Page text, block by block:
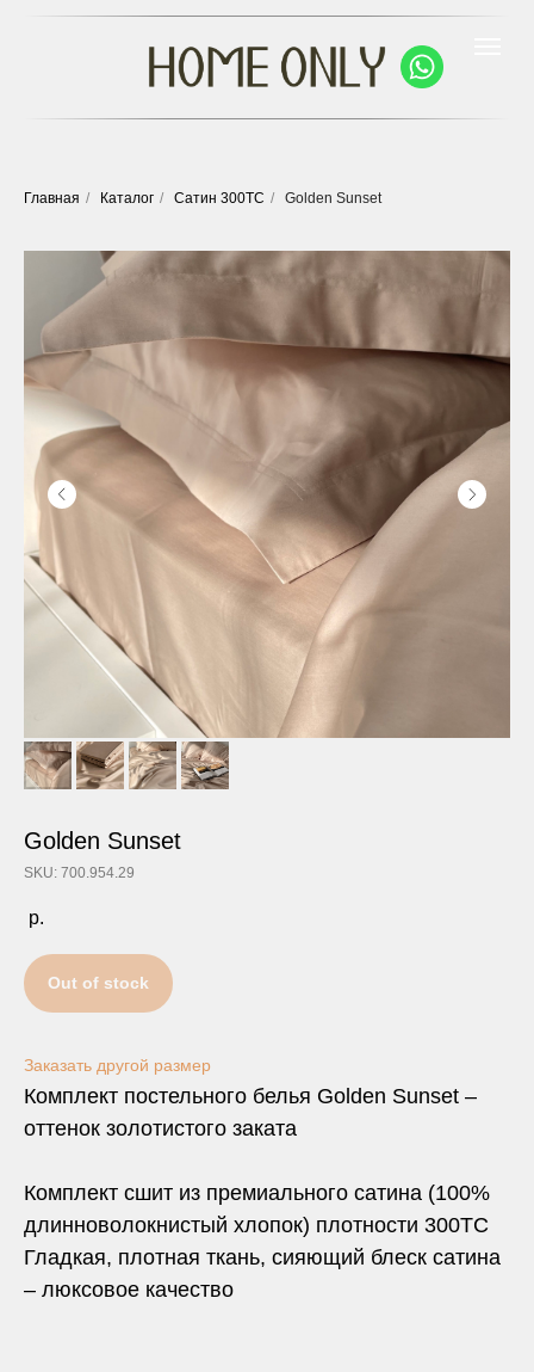
Главная / Каталог / Сатин 300ТС / Golden Sunset
Golden Sunset
SKU: 700.954.29
р.
Out of stock
Заказать другой размер
Комплект постельного белья Golden Sunset –
оттенок золотистого заката
Комплект сшит из премиального сатина (100%
длинноволокнистый хлопок) плотности 300TC
Гладкая, плотная ткань, сияющий блеск сатина
– люксовое качество